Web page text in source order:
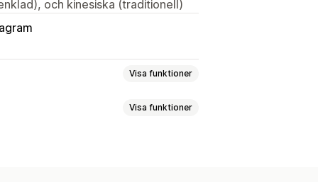
och kinesiska (traditionell)
Visa funktioner
Visa funktioner